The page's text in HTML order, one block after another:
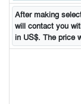
After making
will contact you
in US$. The price